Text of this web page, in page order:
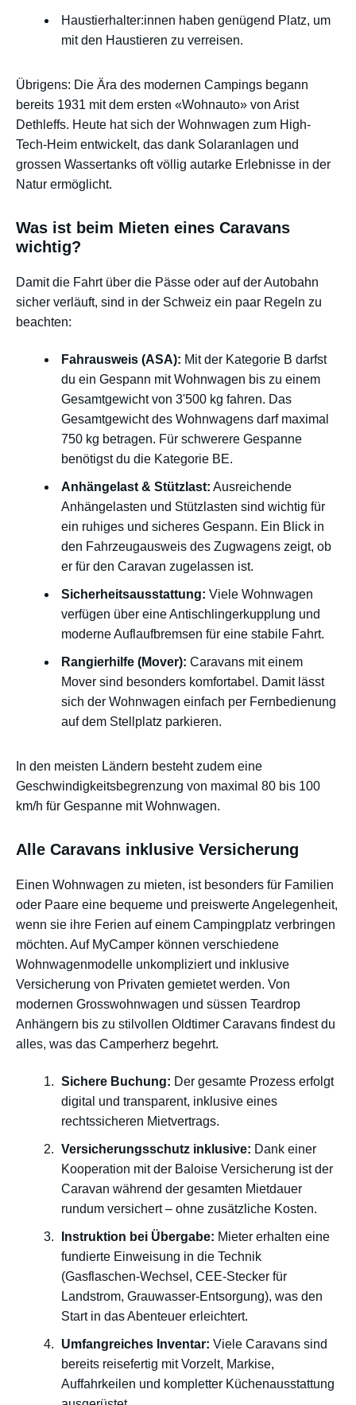
Haustierhalter:innen haben genügend Platz, um
mit den Haustieren zu verreisen.
Übrigens: Die Ära des modernen Campings begann
bereits 1931 mit dem ersten «Wohnauto» von Arist
Dethleffs. Heute hat sich der Wohnwagen zum High-
Tech-Heim entwickelt, das dank Solaranlagen und
grossen Wassertanks oft völlig autarke Erlebnisse in der
Natur ermöglicht.
Was ist beim Mieten eines Caravans
wichtig?
Damit die Fahrt über die Pässe oder auf der Autobahn
sicher verläuft, sind in der Schweiz ein paar Regeln zu
beachten:
Fahrausweis (ASA): Mit der Kategorie B darfst
du ein Gespann mit Wohnwagen bis zu einem
Gesamtgewicht von 3'500 kg fahren. Das
Gesamtgewicht des Wohnwagens darf maximal
750 kg betragen. Für schwerere Gespanne
benötigst du die Kategorie BE.
Anhängelast & Stützlast: Ausreichende
Anhängelasten und Stützlasten sind wichtig für
ein ruhiges und sicheres Gespann. Ein Blick in
den Fahrzeugausweis des Zugwagens zeigt, ob
er für den Caravan zugelassen ist.
Sicherheitsausstattung: Viele Wohnwagen
verfügen über eine Antischlingerkupplung und
moderne Auflaufbremsen für eine stabile Fahrt.
Rangierhilfe (Mover): Caravans mit einem
Mover sind besonders komfortabel. Damit lässt
sich der Wohnwagen einfach per Fernbedienung
auf dem Stellplatz parkieren.
In den meisten Ländern besteht zudem eine
Geschwindigkeitsbegrenzung von maximal 80 bis 100
km/h für Gespanne mit Wohnwagen.
Alle Caravans inklusive Versicherung
Einen Wohnwagen zu mieten, ist besonders für Familien
oder Paare eine bequeme und preiswerte Angelegenheit,
wenn sie ihre Ferien auf einem Campingplatz verbringen
möchten. Auf MyCamper können verschiedene
Wohnwagenmodelle unkompliziert und inklusive
Versicherung von Privaten gemietet werden. Von
modernen Grosswohnwagen und süssen Teardrop
Anhängern bis zu stilvollen Oldtimer Caravans findest du
alles, was das Camperherz begehrt.
Sichere Buchung: Der gesamte Prozess erfolgt
digital und transparent, inklusive eines
rechtssicheren Mietvertrags.
Versicherungsschutz inklusive: Dank einer
Kooperation mit der Baloise Versicherung ist der
Caravan während der gesamten Mietdauer
rundum versichert – ohne zusätzliche Kosten.
Instruktion bei Übergabe: Mieter erhalten eine
fundierte Einweisung in die Technik
(Gasflaschen-Wechsel, CEE-Stecker für
Landstrom, Grauwasser-Entsorgung), was den
Start in das Abenteuer erleichtert.
Umfangreiches Inventar: Viele Caravans sind
bereits reisefertig mit Vorzelt, Markise,
Auffahrkeilen und kompletter Küchenausstattung